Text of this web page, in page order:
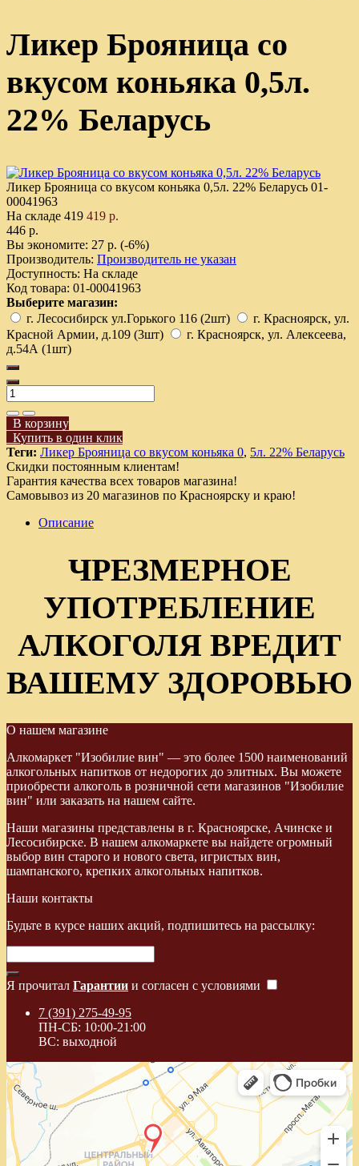
Ликер Брояница со
вкусом коньяка 0,5л.
22% Беларусь
Ликер Брояница со вкусом коньяка 0,5л. 22% Беларусь 01-
00041963
На складе 419 419 р.
446 р.
Вы экономите: 27 р. (-6%)
Производитель: Производитель не указан
Доступность: На складе
Код товара: 01-00041963
Выберите магазин:
г. Лесосибирск ул.Горького 116 (2шт)
г. Красноярск, ул.
Красной Армии, д.109 (3шт)
г. Красноярск, ул. Алексеева,
д.54А (1шт)
В корзину
Купить в один клик
Теги: Ликер Брояница со вкусом коньяка 0, 5л. 22% Беларусь
Скидки постоянным клиентам!
Гарантия качества всех товаров магазина!
Самовывоз из 20 магазинов по Красноярску и краю!
Описание
ЧРЕЗМЕРНОЕ
УПОТРЕБЛЕНИЕ
АЛКОГОЛЯ ВРЕДИТ
ВАШЕМУ ЗДОРОВЬЮ
О нашем магазине
Алкомаркет "Изобилие вин" — это более 1500 наименований
алкогольных напитков от недорогих до элитных. Вы можете
приобрести алкоголь в розничной сети магазинов "Изобилие
вин" или заказать на нашем сайте.
Наши магазины представлены в г. Красноярске, Ачинске и
Лесосибирске. В нашем алкомаркете вы найдете огромный
выбор вин старого и нового света, игристых вин,
шампанского, крепких алкогольных напитков.
Наши контакты
Будьте в курсе наших акций, подпишитесь на рассылку:
Я прочитал Гарантии и согласен с условиями
7 (391) 275-49-95
ПН-СБ: 10:00-21:00
ВС: выходной